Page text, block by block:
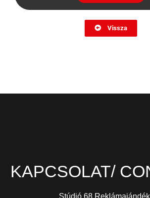
Vissza
KAPCSOLAT/
Stúdió 68